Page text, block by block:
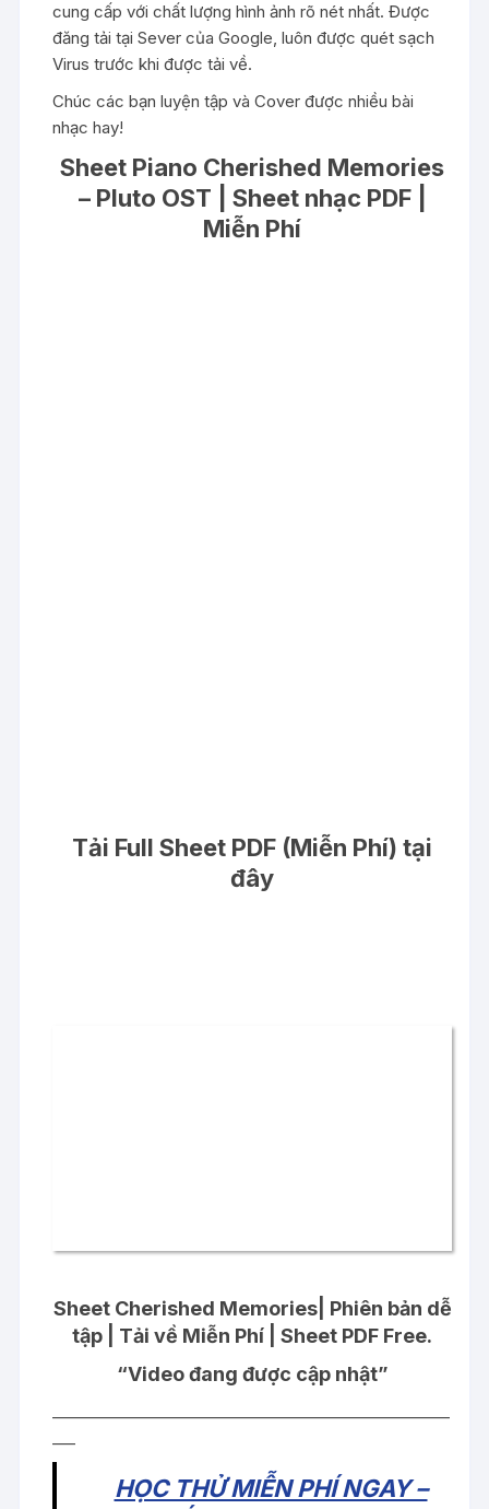
cung cấp với chất lượng hình ảnh rõ nét nhất. Được
đăng tải tại Sever của Google, luôn được quét sạch
Virus trước khi được tải về.
Chúc các bạn luyện tập và Cover được nhiều bài
nhạc hay!
Sheet Piano Cherished Memories
– Pluto OST | Sheet nhạc PDF |
Miễn Phí
Tải Full Sheet PDF (Miễn Phí) tại
đây
Sheet Cherished Memories| Phiên bản dễ
tập | Tải về Miễn Phí | Sheet PDF Free.
“Video đang được cập nhật”
HỌC THỬ MIỄN PHÍ NGAY –